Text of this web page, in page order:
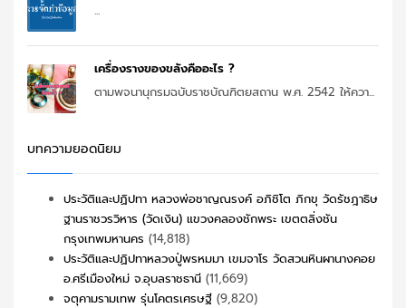
...
เครื่องรางของขลังคืออะไร ?
ตามพจนานุกรมฉบับราชบัณฑิตยสถาน พ.ศ. 2542 ให้ควา...
บทความยอดนิยม
ประวัติและปฏิปทา หลวงพ่อชาญณรงค์ อภิชิโต ภิกขุ วัดรัชฎาธิษ
ฐานราชวรวิหาร (วัดเงิน) แขวงคลองชักพระ เขตตลิ่งชัน
กรุงเทพมหานคร (14,818)
ประวัติและปฏิปทาหลวงปู่พรหมมา เขมจาโร วัดสวนหินผานางคอย
อ.ศรีเมืองใหม่ จ.อุบลราชธานี (11,669)
จตุคามรามเทพ รุ่นโคตรเศรษฐี (9,820)